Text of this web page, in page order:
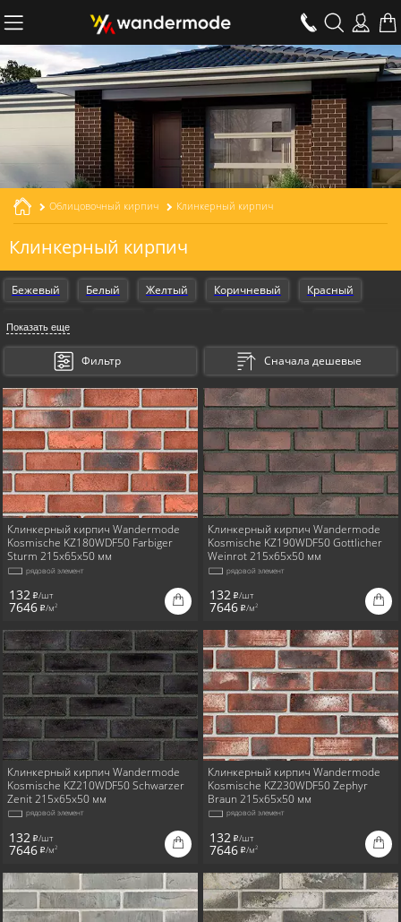
Облицовочный кирпич Клинкерный кирпич
Клинкерный кирпич
Бежевый Белый Желтый Коричневый Красный
Оранжевый
Для наружной отделки
Для стен
Показать еще
Фильтр Сначала дешевые
Клинкерный кирпич Wandermode
Kosmische KZ180WDF50 Farbiger
Sturm 215x65x50 мм
рядовой элемент
132 i/шт
7646 i/м2
Клинкерный кирпич Wandermode
Kosmische KZ190WDF50 Gottlicher
Weinrot 215x65x50 мм
рядовой элемент
132 i/шт
7646 i/м2
Клинкерный кирпич Wandermode
Kosmische KZ210WDF50 Schwarzer
Zenit 215x65x50 мм
рядовой элемент
132 i/шт
7646 i/м2
Клинкерный кирпич Wandermode
Kosmische KZ230WDF50 Zephyr
Braun 215x65x50 мм
рядовой элемент
132 i/шт
7646 i/м2